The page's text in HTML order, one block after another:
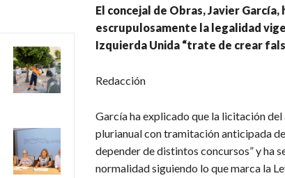
El concejal de Obras, Javier
escrupulosamente la legalidad
Izquierda Unida “trate de crear
Redacción
García ha explicado que la licitación
plurianual con tramitación anticipada
depender de distintos concursos” y ha
normalidad siguiendo lo que marca la